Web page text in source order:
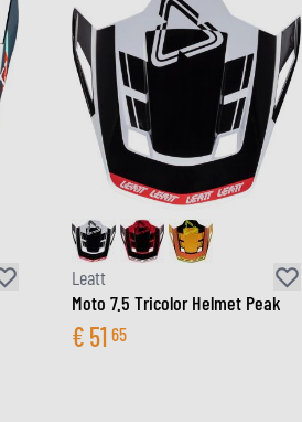
Leatt
Moto 7.5 Tricolor Helmet Peak
€ 51 65